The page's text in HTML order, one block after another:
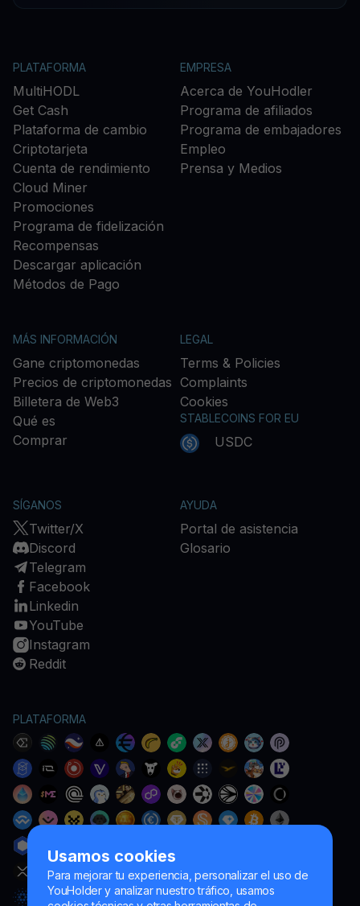
Usamos cookies
Para mejorar tu experiencia, personalizar el uso de
YouHolder y analizar nuestro tráfico, usamos
PLATAFORMA
MultiHODL
Get Cash
Plataforma de cambio
Criptotarjeta
Cuenta de rendimiento
Cloud Miner
Promociones
Programa de fidelización
Recompensas
Descargar aplicación
Métodos de Pago
EMPRESA
Acerca de YouHodler
Programa de afiliados
Programa de embajadores
Empleo
Prensa y Medios
MÁS INFORMACIÓN
Gane criptomonedas
Precios de criptomonedas
Billetera de Web3
Qué es
Comprar
LEGAL
Terms & Policies
Complaints
Cookies
STABLECOINS FOR EU
USDC
SÍGANOS
Twitter/X
Discord
Telegram
Facebook
Linkedin
YouTube
Instagram
Reddit
AYUDA
Portal de asistencia
Glosario
PLATAFORMA